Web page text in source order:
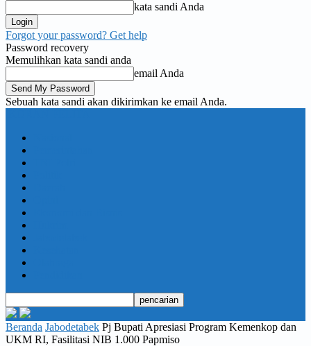
kata sandi Anda
Forgot your password? Get help
Password recovery
Memulihkan kata sandi anda
email Anda
Sebuah kata sandi akan dikirimkan ke email Anda.
Beranda Jabodetabek Pj Bupati Apresiasi Program Kemenkop dan
UKM RI, Fasilitasi NIB 1.000 Papmiso